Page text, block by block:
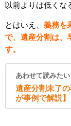
以前よりは低くな
とはいえ、 義務を
で、遺産分割は、
す。
あわせて読みたい
遺産分割未了
が事例で解説】